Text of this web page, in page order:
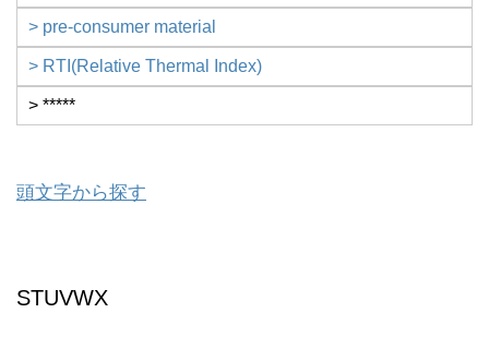
> pre-consumer material
> RTI(Relative Thermal Index)
> *****
頭文字から探す
STUVWX